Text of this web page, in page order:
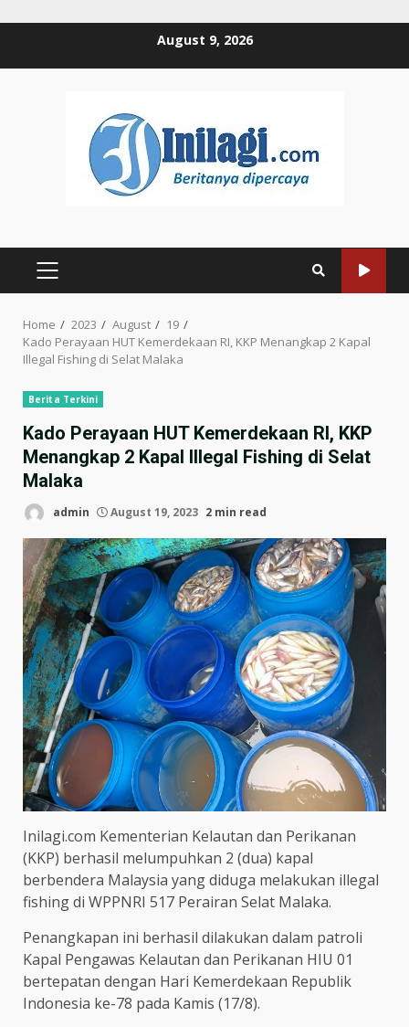
August 9, 2026
PRIMARY
Home 2023 August
19
Kado Perayaan HUT Kemerdekaan RI, KKP Menangkap 2 Kapal
Illegal Fishing di Selat Malaka
Berita Terkini
Kado Perayaan HUT Kemerdekaan RI, KKP
Menangkap 2 Kapal Illegal Fishing di Selat
Malaka
admin August 19, 2023 2 min read
Inilagi.com Kementerian Kelautan dan Perikanan
(KKP) berhasil melumpuhkan 2 (dua) kapal
berbendera Malaysia yang diduga melakukan illegal
fishing di WPPNRI 517 Perairan Selat Malaka.
Penangkapan ini berhasil dilakukan dalam patroli
Kapal Pengawas Kelautan dan Perikanan HIU 01
bertepatan dengan Hari Kemerdekaan Republik
Indonesia ke-78 pada Kamis (17/8).